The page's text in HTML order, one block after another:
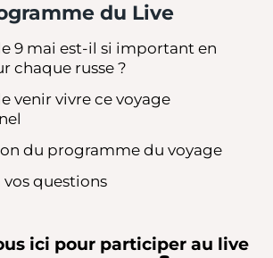
du Live
9 mai est-il si important en
chaque russe ?
venir vivre ce voyage
du programme du voyage
vos questions
ici pour participer au live